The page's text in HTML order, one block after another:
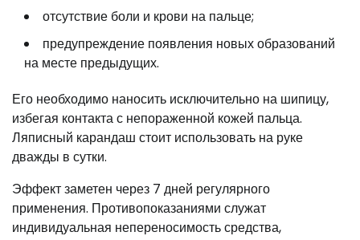
отсутствие боли и крови на пальце;
предупреждение появления новых образований
на месте предыдущих.
Его необходимо наносить исключительно на шипицу,
избегая контакта с непораженной кожей пальца.
Ляписный карандаш стоит использовать на руке
дважды в сутки.
Эффект заметен через 7 дней регулярного
применения. Противопоказаниями служат
индивидуальная непереносимость средства,